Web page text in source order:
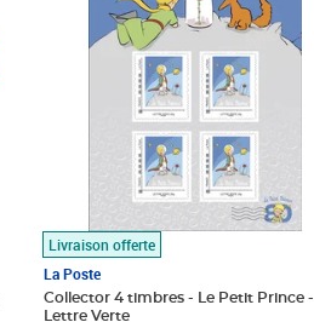
Livraison offerte
La Poste
Collector 4 timbres - Le Petit Prince -
Lettre Verte